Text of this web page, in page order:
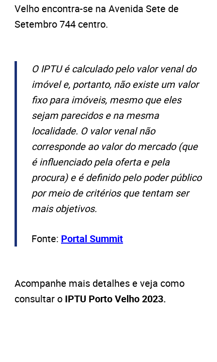
Velho encontra-se na Avenida Sete de
Setembro 744 centro.
O IPTU é calculado pelo valor venal do
imóvel e, portanto, não existe um valor
fixo para imóveis, mesmo que eles
sejam parecidos e na mesma
localidade. O valor venal não
corresponde ao valor do mercado (que
é influenciado pela oferta e pela
procura) e é definido pelo poder público
por meio de critérios que tentam ser
mais objetivos.
Fonte: Portal Summit
Acompanhe mais detalhes e veja como
consultar o IPTU Porto Velho 2023.